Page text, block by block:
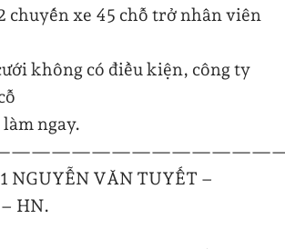
chuyến xe 45 chỗ trở nhân viên
không có điều kiện, công ty
ngay.
—————————————
NGUYỄN VĂN TUYẾT –
HN.